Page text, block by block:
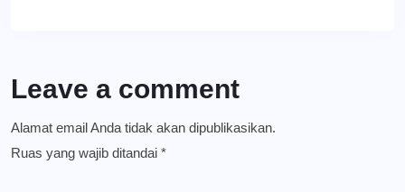
Leave a comment
Alamat email Anda tidak akan dipublikasikan.
Ruas yang wajib ditandai *